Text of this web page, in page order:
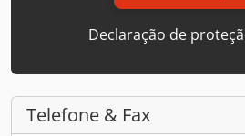
Declaração de
Telefone & Fax